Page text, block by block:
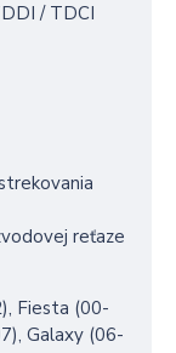
/ TDCI
reťaze
Fiesta (00-
Galaxy (06-